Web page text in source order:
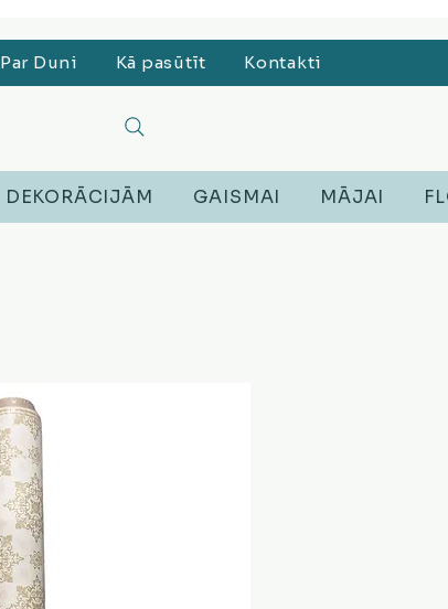
Par Duni Kā pasūtīt Kontakti
DEKORĀCIJĀM GAISMAI MĀJAI